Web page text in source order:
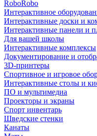
RoboRobo
Интерактивное
Интерактивные доски и
Интерактивные панели и
Для вашей школы
Интерактивные комплексы
Документирование и
3D-принтеры
Спортивное и игровое
Интерактивные столы и
ПО и мультимедиа
Проекторы и экраны
Спорт инвентарь
Шведские стенки
Канаты